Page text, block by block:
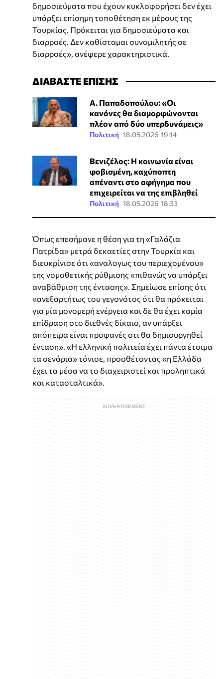
δημοσιεύματα που έχουν κυκλοφορήσει δεν έχει
υπάρξει επίσημη τοποθέτηση εκ μέρους της
Τουρκίας. Πρόκειται για δημοσιεύματα και
διαρροές. Δεν καθίσταμαι συνομιλητής σε
διαρροές», ανέφερε χαρακτηριστικά.
ΔΙΑΒΑΣΤΕ ΕΠΙΣΗΣ
Α. Παπαδοπούλου: «Οι
κανόνες θα διαμορφώνονται
πλέον από δύο υπερδυνάμεις»
Πολιτική 18.05.2026 19:14
Βενιζέλος: Η κοινωνία είναι
φοβισμένη, καχύποπτη
απέναντι στο αφήγημα που
επιχειρείται να της επιβληθεί
Πολιτική 18.05.2026 18:33
Όπως επεσήμανε η θέση για τη «Γαλάζια
Πατρίδα» μετρά δεκαετίες στην Τουρκία και
διευκρίνισε ότι «αναλογως του περιεχομένου»
της νομοθετικής ρύθμισης «πιθανώς να υπάρξει
αναβάθμιση της έντασης». Σημείωσε επίσης ότι
«ανεξαρτήτως του γεγονότος ότι θα πρόκειται
για μία μονομερή ενέργεια και δε θα έχει καμία
επίδραση στο διεθνές δίκαιο, αν υπάρξει
απόπειρα είναι προφανές οτι θα δημιουργηθεί
ένταση». «Η ελληνική πολιτεία έχει πάντα έτοιμα
τα σενάρια» τόνισε, προσθέτοντας «η Ελλάδα
έχει τα μέσα να το διαχειριστεί και προληπτικά
και κατασταλτικά».